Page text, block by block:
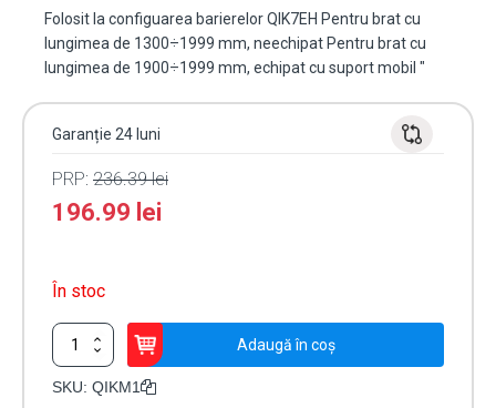
Folosit la configuarea barierelor QIK7EH Pentru brat cu
lungimea de 1300÷1999 mm, neechipat Pentru brat cu
lungimea de 1900÷1999 mm, echipat cu suport mobil "
Garanție 24 luni
PRP: 236.39lei
196.99 lei
În stoc
Cantitate
Arc
gri
Adaugă în coș
SKU: QIKM1